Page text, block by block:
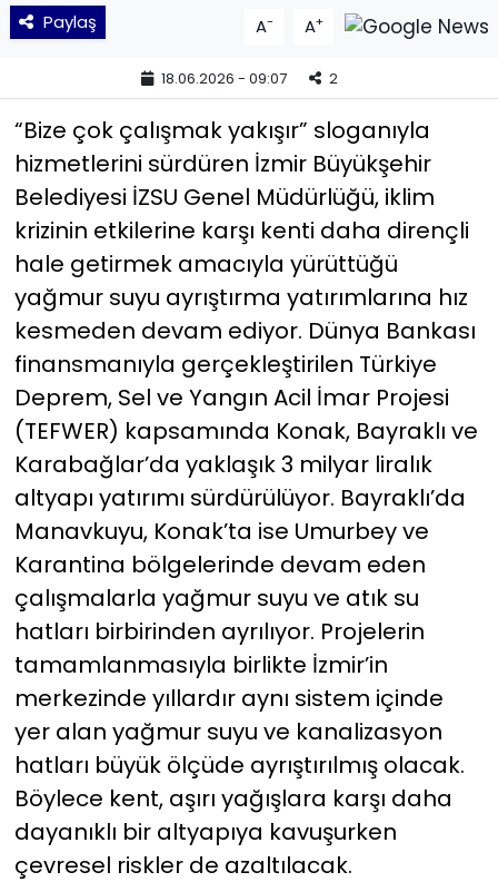
Paylaş A- A+
18.06.2026 - 09:07 2
“Bize çok çalışmak yakışır” sloganıyla
hizmetlerini sürdüren İzmir Büyükşehir
Belediyesi İZSU Genel Müdürlüğü, iklim
krizinin etkilerine karşı kenti daha dirençli
hale getirmek amacıyla yürüttüğü
yağmur suyu ayrıştırma yatırımlarına hız
kesmeden devam ediyor. Dünya Bankası
finansmanıyla gerçekleştirilen Türkiye
Deprem, Sel ve Yangın Acil İmar Projesi
(TEFWER) kapsamında Konak, Bayraklı ve
Karabağlar’da yaklaşık 3 milyar liralık
altyapı yatırımı sürdürülüyor. Bayraklı’da
Manavkuyu, Konak’ta ise Umurbey ve
Karantina bölgelerinde devam eden
çalışmalarla yağmur suyu ve atık su
hatları birbirinden ayrılıyor. Projelerin
tamamlanmasıyla birlikte İzmir’in
merkezinde yıllardır aynı sistem içinde
yer alan yağmur suyu ve kanalizasyon
hatları büyük ölçüde ayrıştırılmış olacak.
Böylece kent, aşırı yağışlara karşı daha
dayanıklı bir altyapıya kavuşurken
çevresel riskler de azaltılacak.
YEREL POLİTİKA
YEREL YÖNETİMLER
Yurt